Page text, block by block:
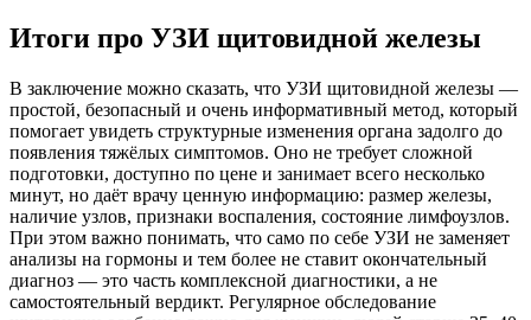
Итоги про УЗИ щитовидной железы
В заключение можно сказать, что УЗИ щитовидной железы —
простой, безопасный и очень информативный метод, который
помогает увидеть структурные изменения органа задолго до
появления тяжёлых симптомов. Оно не требует сложной
подготовки, доступно по цене и занимает всего несколько
минут, но даёт врачу ценную информацию: размер железы,
наличие узлов, признаки воспаления, состояние лимфоузлов.
При этом важно понимать, что само по себе УЗИ не заменяет
анализы на гормоны и тем более не ставит окончательный
диагноз — это часть комплексной диагностики, а не
самостоятельный вердикт. Регулярное обследование